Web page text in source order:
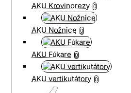
AKU Krovinorezy 0
AKU Nožnice 0
AKU Fúkare 0
AKU vertikutátory 0